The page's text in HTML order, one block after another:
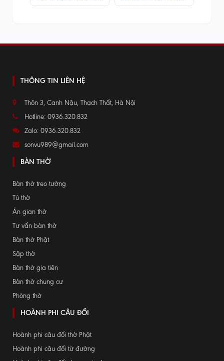
người
phân đục tay sắc nét
THÔNG TIN LIÊN HỆ
Thôn 3, Canh Nậu, Thạch Thất, Hà Nội
Hotline: 0936.320.832
Zalo: 0936.320.832
sonvu989@gmail.com
BÀN THỜ
Bàn thờ treo tường
Tủ thờ
Án gian thờ
Tư vấn bàn thờ
Bàn thờ Phật
Sập thờ
Bàn thờ gia tiên
Bàn thờ chung cư
Phòng thờ
HOÀNH PHI CÂU ĐỐI
Hoành phi câu đối thờ Phật
Hoành phi câu đối từ đường